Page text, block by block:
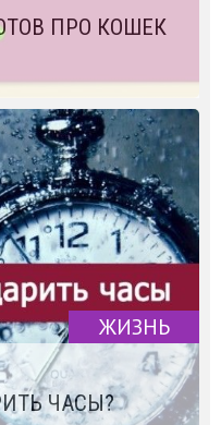
ПРО КОШЕК
ЖИЗНЬ
ЧАСЫ?